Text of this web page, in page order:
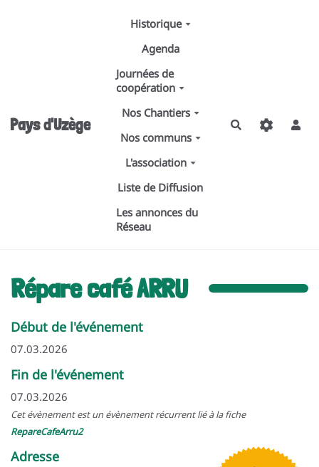
Aller au contenu principal
Pays d'Uzège
Historique
Agenda
Journées de
coopération
Nos Chantiers
Nos communs
L'association
Liste de Diffusion
Les annonces du
Réseau
Rechercher
Répare café ARRU
Début de l'événement
07.03.2026
Fin de l'événement
07.03.2026
Cet évènement est un évènement récurrent lié à la fiche
RepareCafeArru2
Adresse